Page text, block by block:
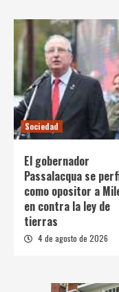
Sociedad
El gobernador
Passalacqua se
como opositor a
en contra la ley de
tierras
4 de agosto de 2026